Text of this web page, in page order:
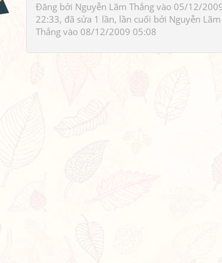
Đăng bởi Nguyễn Lãm Thắng vào 05/12/
22:33, đã sửa 1 lần, lần cuối bởi Nguyễn Lãm
Thắng vào 08/12/2009 05:08